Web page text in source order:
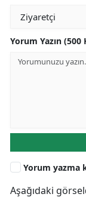
Yorum Yazın
Yorum yazma
Aşağıdaki